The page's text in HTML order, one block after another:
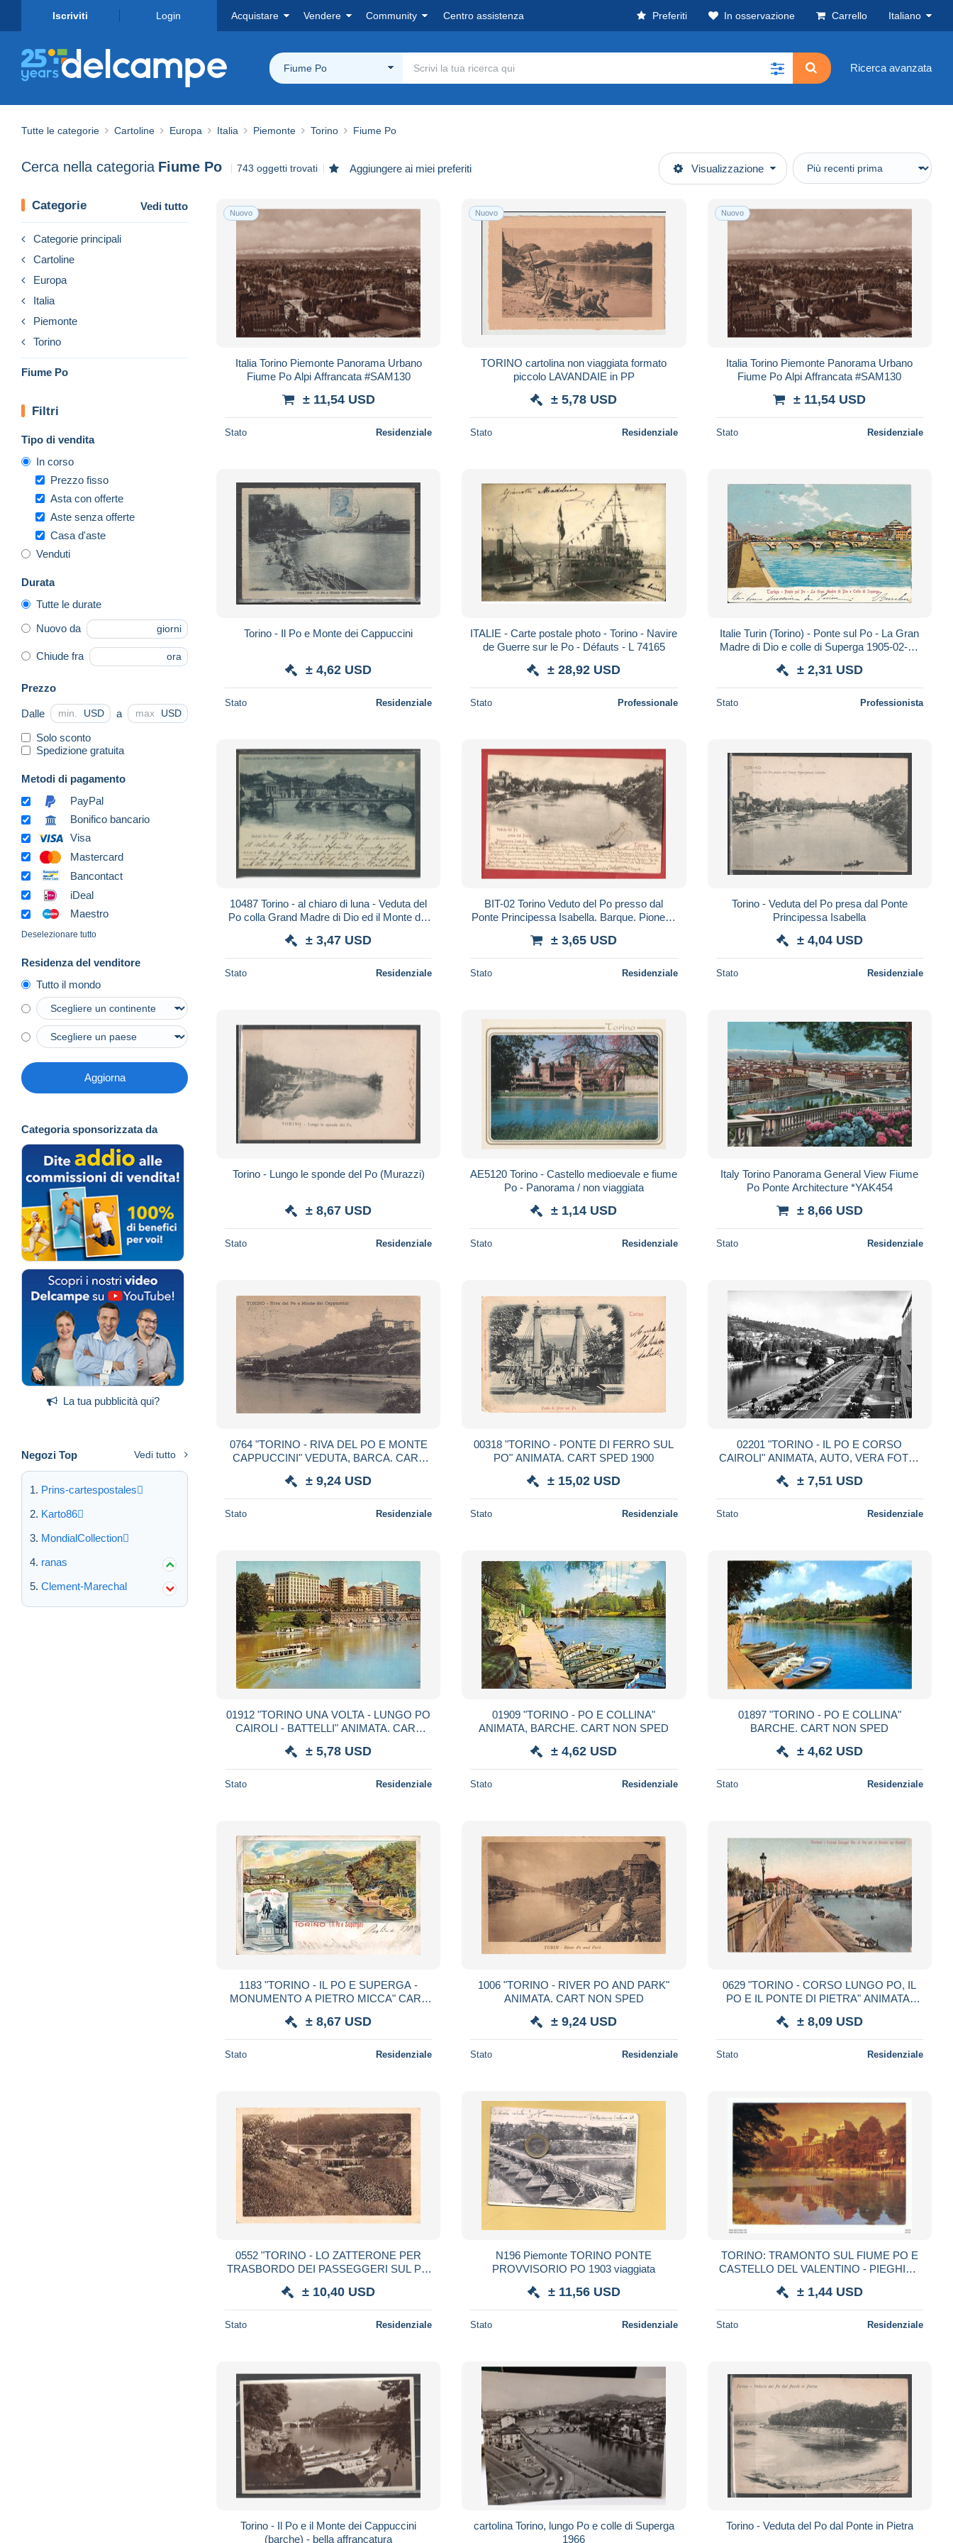
Iscriviti Login Acquistare Vendere Community Centro assistenza Preferiti In osservazione Carrello Italiano
Fiume Po Ricerca avanzata
Tutte le categorie Cartoline Europa Italia Piemonte Torino Fiume Po
Cerca nella categoria Fiume Po 743 oggetti trovati Aggiungere ai miei preferiti Visualizzazione
Categorie Vedi tutto
Categorie principali
Cartoline
Europa
Italia
Piemonte
Torino
Fiume Po
Filtri
Tipo di vendita
In corso
Prezzo fisso
Asta con offerte
Aste senza offerte
Casa d'aste
Venduti
Durata
Tutte le durate
Nuovo da giorni
Chiude fra ora
Prezzo
Dalle USD a USD
Solo sconto
Spedizione gratuita
Metodi di pagamento
PayPal
Bonifico bancario
Visa
Mastercard
Bancontact
iDeal
Maestro
Deselezionare tutto
Residenza del venditore
Tutto il mondo
Aggiorna
Categoria sponsorizzata da
La tua pubblicità qui?
Negozi Top Vedi tutto
Prins-cartespostales
Karto86
MondialCollection
ranas
Clement-Marechal
Nuovo
Italia Torino Piemonte Panorama Urbano
Fiume Po Alpi Affrancata #SAM130
± 11,54 USD
Stato Residenziale
Nuovo
TORINO cartolina non viaggiata formato
piccolo LAVANDAIE in PP
± 5,78 USD
Stato Residenziale
Nuovo
Italia Torino Piemonte Panorama Urbano
Fiume Po Alpi Affrancata #SAM130
± 11,54 USD
Stato Residenziale
Torino - Il Po e Monte dei Cappuccini
± 4,62 USD
Stato Residenziale
ITALIE - Carte postale photo - Torino - Navire
de Guerre sur le Po - Défauts - L 74165
± 28,92 USD
Stato Professionale
Italie Turin (Torino) - Ponte sul Po - La Gran
Madre di Dio e colle di Superga 1905-02-14
± 2,31 USD
Stato Professionista
10487 Torino - al chiaro di luna - Veduta del
Po colla Grand Madre di Dio ed il Monte dei
± 3,47 USD
Stato Residenziale
BIT-02 Torino Veduto del Po presso dal
Ponte Principessa Isabella. Barque. Pioneer.
± 3,65 USD
Stato Residenziale
Torino - Veduta del Po presa dal Ponte
Principessa Isabella
± 4,04 USD
Stato Residenziale
Torino - Lungo le sponde del Po (Murazzi)
± 8,67 USD
Stato Residenziale
AE5120 Torino - Castello medioevale e fiume
Po - Panorama / non viaggiata
± 1,14 USD
Stato Residenziale
Italy Torino Panorama General View Fiume
Po Ponte Architecture *YAK454
± 8,66 USD
Stato Residenziale
0764 "TORINO - RIVA DEL PO E MONTE
CAPPUCCINI" VEDUTA, BARCA. CART
± 9,24 USD
Stato Residenziale
00318 "TORINO - PONTE DI FERRO SUL
PO" ANIMATA. CART SPED 1900
± 15,02 USD
Stato Residenziale
02201 "TORINO - IL PO E CORSO
CAIROLI" ANIMATA, AUTO, VERA FOTO.
± 7,51 USD
Stato Residenziale
01912 "TORINO UNA VOLTA - LUNGO PO
CAIROLI - BATTELLI" ANIMATA. CART
± 5,78 USD
Stato Residenziale
01909 "TORINO - PO E COLLINA"
ANIMATA, BARCHE. CART NON SPED
± 4,62 USD
Stato Residenziale
01897 "TORINO - PO E COLLINA"
BARCHE. CART NON SPED
± 4,62 USD
Stato Residenziale
1183 "TORINO - IL PO E SUPERGA -
MONUMENTO A PIETRO MICCA" CART
± 8,67 USD
Stato Residenziale
1006 "TORINO - RIVER PO AND PARK"
ANIMATA. CART NON SPED
± 9,24 USD
Stato Residenziale
0629 "TORINO - CORSO LUNGO PO, IL
PO E IL PONTE DI PIETRA" ANIMATA,
NON SPED
± 8,09 USD
Stato Residenziale
0552 "TORINO - LO ZATTERONE PER
TRASBORDO DEI PASSEGGERI SUL PO
VALENTINO" ANIM. CART SPED 1928
± 10,40 USD
Stato Residenziale
N196 Piemonte TORINO PONTE
PROVVISORIO PO 1903 viaggiata
± 11,56 USD
Stato Residenziale
TORINO: TRAMONTO SUL FIUME PO E
CASTELLO DEL VALENTINO - PIEGHINA
± 1,44 USD
Stato Residenziale
Torino - Il Po e il Monte dei Cappuccini
(barche) - bella affrancatura
cartolina Torino, lungo Po e colle di Superga
1966
Torino - Veduta del Po dal Ponte in Pietra